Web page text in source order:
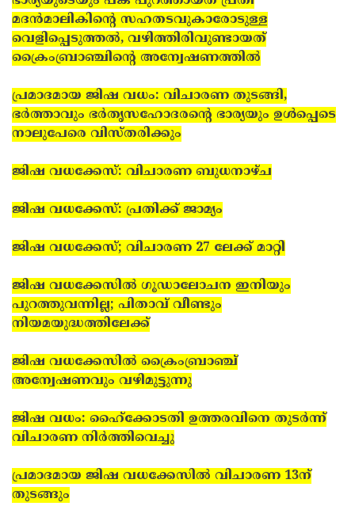
മദന്‍മാലികിന്റെ സഹതടവുകാരോടുള്ള
വെളിപ്പെടുത്തല്‍, വഴിത്തിരിവുണ്ടായത്
ക്രൈംബ്രാഞ്ചിന്റെ അന്വേഷണത്തില്‍
പ്രമാദമായ ജിഷ വധം: വിചാരണ തുടങ്ങി,
ഭര്‍ത്താവും ഭര്‍തൃസഹോദരന്റെ ഭാര്യയും ഉള്‍പ്പെടെ
നാലുപേരെ വിസ്തരിക്കും
ജിഷ വധക്കേസ്: വിചാരണ ബുധനാഴ്ച
ജിഷ വധക്കേസ്: പ്രതിക്ക് ജാമ്യം
ജിഷ വധക്കേസ്; വിചാരണ 27 ലേക്ക് മാറ്റി
ജിഷ വധക്കേസില്‍ ഗൂഡാലോചന ഇനിയും
പുറത്തുവന്നില്ല; പിതാവ് വീണ്ടും
നിയമയുദ്ധത്തിലേക്ക്
ജിഷ വധക്കേസില്‍ ക്രൈംബ്രാഞ്ച്
അന്വേഷണവും വഴിമുട്ടുന്നു
ജിഷ വധം: ഹൈ്‌ക്കോടതി ഉത്തരവിനെ തുടര്‍ന്ന്
വിചാരണ നിര്‍ത്തിവെച്ചു
പ്രമാദമായ ജിഷ വധക്കേസില്‍ വിചാരണ 13ന്
തുടങ്ങും